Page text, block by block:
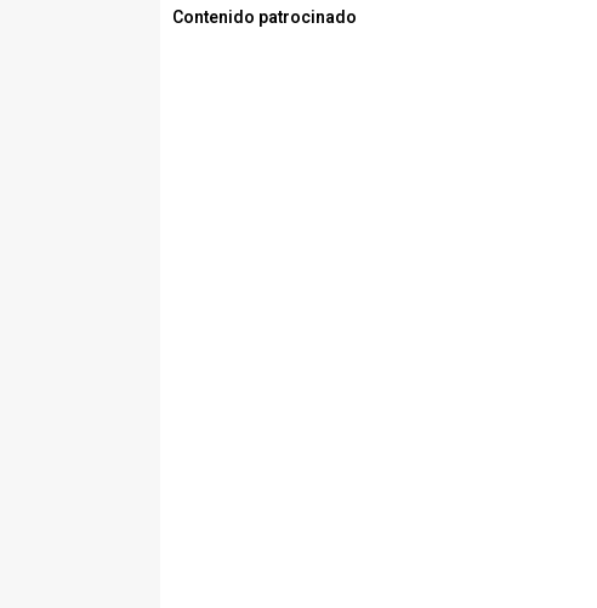
Contenido patrocinado